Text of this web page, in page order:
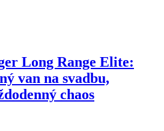
Long Range Elite:
van na svadbu,
chaos